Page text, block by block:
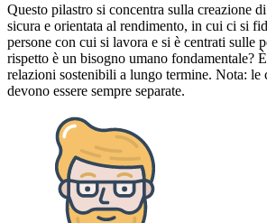
Questo pilastro si concentra sulla creazione
sicura e orientata al rendimento, in cui ci si
persone con cui si lavora e si è centrati sulle
rispetto è un bisogno umano fondamentale?
relazioni sostenibili a lungo termine. Nota: le
devono essere sempre separate.